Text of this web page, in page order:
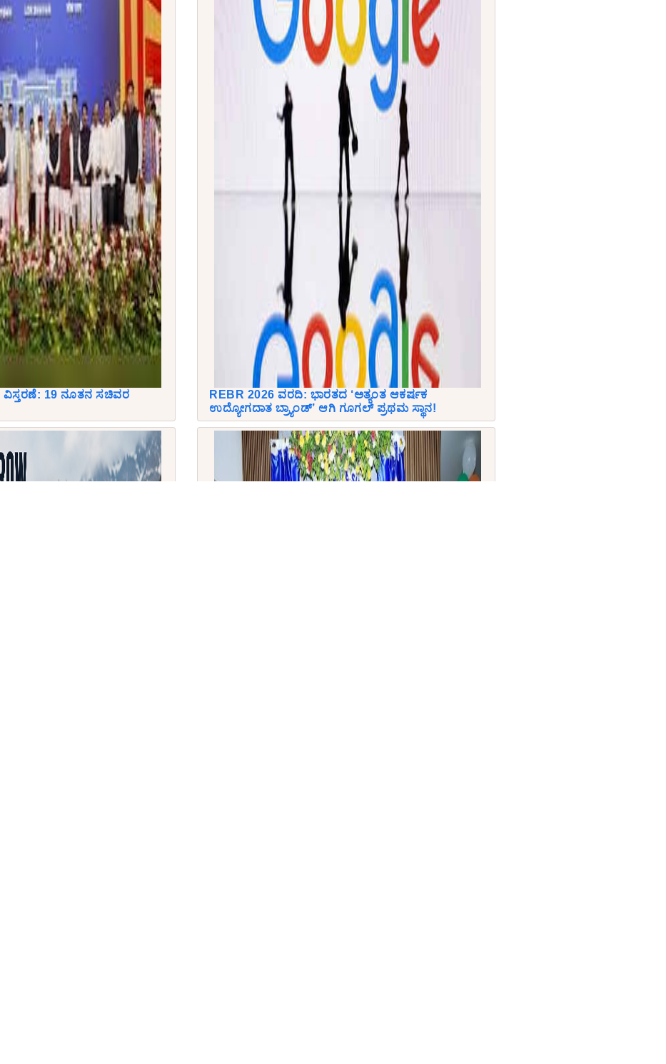
19 ನೂತನ ಸಚಿವರ
REBR 2026 ವರದಿ: ಭಾರತದ ‘ಅತ್ಯಂತ ಆಕರ್ಷಕ
ಉದ್ಯೋಗದಾತ ಬ್ರ್ಯಾಂಡ್’ ಆಗಿ ಗೂಗಲ್ ಪ್ರಥಮ ಸ್ಥಾನ!